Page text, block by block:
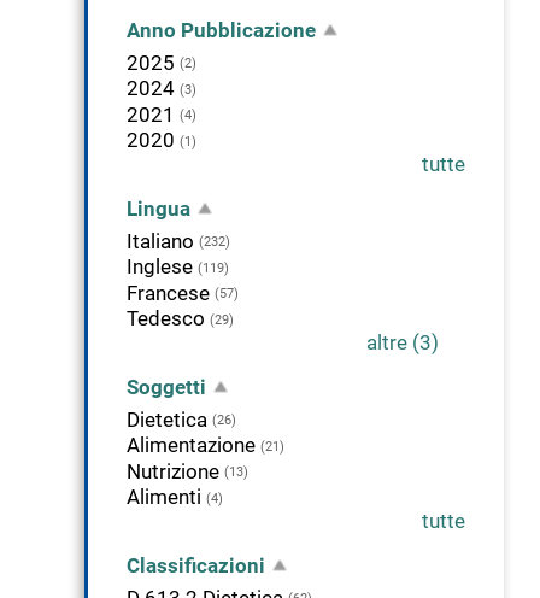
Anno Pubblicazione
2025 (2)
2024 (3)
2021 (4)
2020 (1)
tutte
Lingua
Italiano (232)
Inglese (119)
Francese (57)
Tedesco (29)
altre (3)
Soggetti
Dietetica (26)
Alimentazione (21)
Nutrizione (13)
Alimenti (4)
tutte
Classificazioni